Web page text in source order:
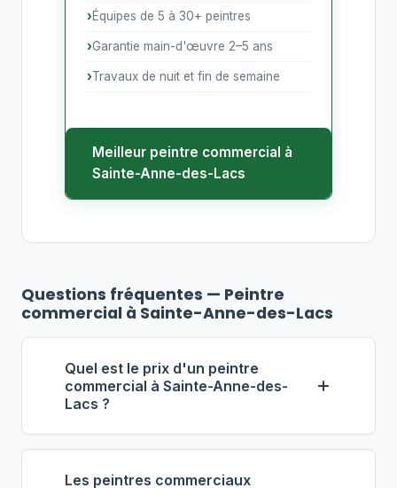
Équipes de 5 à 30+ peintres
Garantie main-d'œuvre 2–5 ans
Travaux de nuit et fin de semaine
Meilleur peintre commercial à
Sainte-Anne-des-Lacs
Questions fréquentes — Peintre
commercial à Sainte-Anne-des-Lacs
Quel est le prix d'un peintre
commercial à Sainte-Anne-des-
Lacs ?
À Sainte-Anne-des-Lacs, les
entrepreneurs en peinture
Les peintres commerciaux